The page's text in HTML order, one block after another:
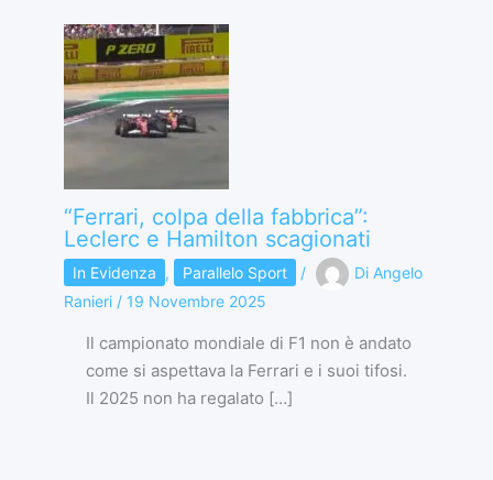
“Ferrari, colpa della fabbrica”:
Leclerc e Hamilton scagionati
In Evidenza , Parallelo Sport / Di Angelo
Ranieri / 19 Novembre 2025
Il campionato mondiale di F1 non è andato
come si aspettava la Ferrari e i suoi tifosi.
Il 2025 non ha regalato […]